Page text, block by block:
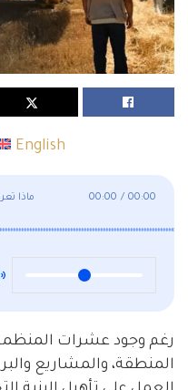
English
ماذا 00:00 / 00:00
رغم وجود عشرات
المنطقة، والمشاريع